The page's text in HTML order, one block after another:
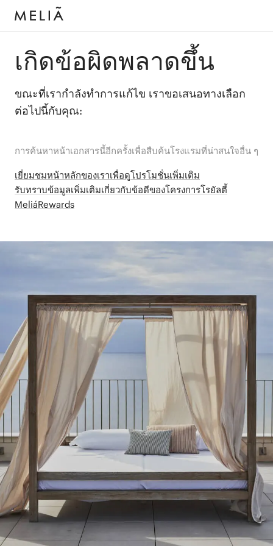
เกิดข้อผิดพลาดขึ้น
ขณะที่เรากำลังทำการแก้ไข เราขอเสนอทางเลือก
ต่อไปนี้กับคุณ:
การค้นหาหน้าเอกสารนี้อีกครั้งเพื่อสืบค้นโรงแรมที่น่าสนใจอื่น ๆ
เยี่ยมชมหน้าหลักของเราเพื่อดูโปรโมชั่นเพิ่มเติม
รับทราบข้อมูลเพิ่มเติมเกี่ยวกับข้อดีของโครงการโรยัลตี้
MeliáRewards